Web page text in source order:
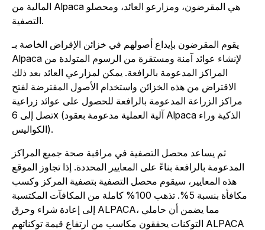
المالية من Alpaca هي المقرضون، ومزارعو العائد، ومحصلو
يقوم المقرضون بإيداع أصولهم في خزائن الإقراض الخاصة بـ
Alpaca لإنشاء عوائد آمنة ومستقرة من الرسوم المتولدة من
المراكز المدعومة بالرافعة. يمكن لمزارعي العائد بعد ذلك
الاقتراض من هذه الخزائن واستخدام الأصول المقترضة لفتح
مراكز الزراعة المدعومة بالرافعة للحصول على عوائد زراعية
تصل إلى 6x (آلية العملية مدعومة بعقود Alpaca الذكية وراء
ثم يساعد محصل التصفية في مراقبة صحة جميع المراكز
المدعومة بالرافعة بناءً على المعايير المحددة. إذا تجاوز الموقع
هذه المعايير، سيقوم محصل التصفية بتصفية المركز وكسب
مكافأة بنسبة 5%. تذهب 100% كاملة من المكافآت المكتسبة
إلى إعادة شراء وحرق ALPACA، مما يضمن أن حاملي
التوكنات يحققون مكاسب من ارتفاع قيمة توكناتهم ALPACA